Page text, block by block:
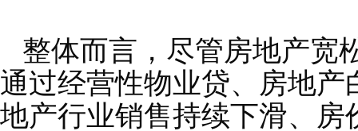
整体而言，尽管房地产宽
通过经营性物业贷、房地
地产行业销售持续下滑、